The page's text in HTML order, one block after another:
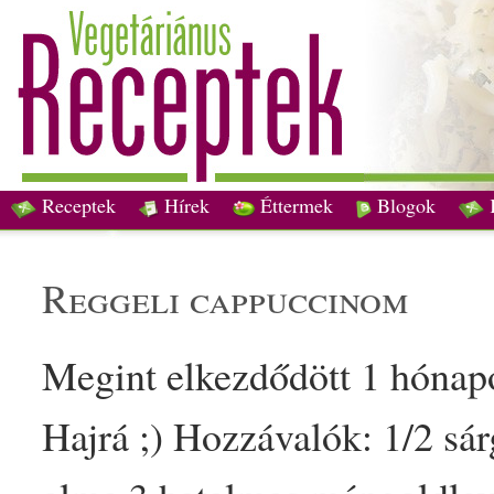
Receptek Hírek Éttermek Blogok
reggeli cappuccinom
Megint elkezdődött 1
Hajrá ;) Hozzávalók: 1/­­2